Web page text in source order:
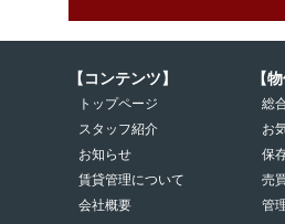
【コンテンツ】
トップページ
スタッフ紹介
お知らせ
賃貸管理について
会社概要
【
総
お
保
売
管